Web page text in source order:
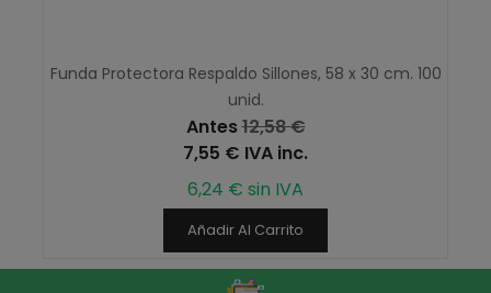
Funda Protectora Respaldo Sillones, 58 x 30 cm. 100
unid.
Antes12,58 €
7,55 € IVA inc.
6,24 € sin IVA
Añadir Al Carrito